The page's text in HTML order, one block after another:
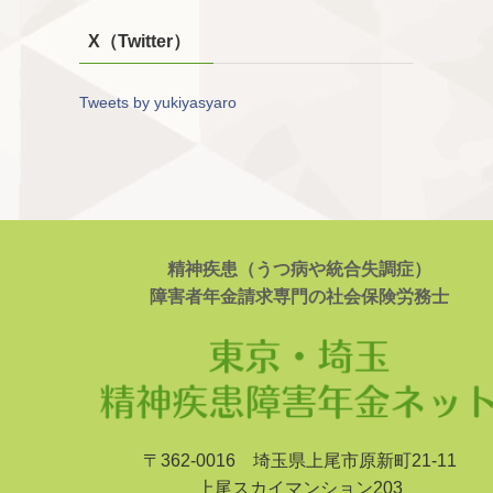
X（Twitter）
Tweets by yukiyasyaro
精神疾患（うつ病や統合失調症）
障害者年金請求専門の社会保険労務士
〒362-0016 埼玉県上尾市原新町21-11
上尾スカイマンション203